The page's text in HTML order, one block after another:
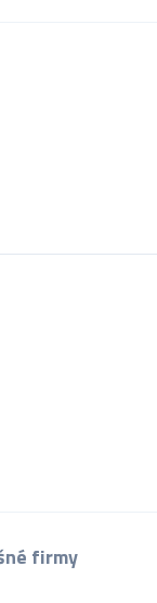
firmy